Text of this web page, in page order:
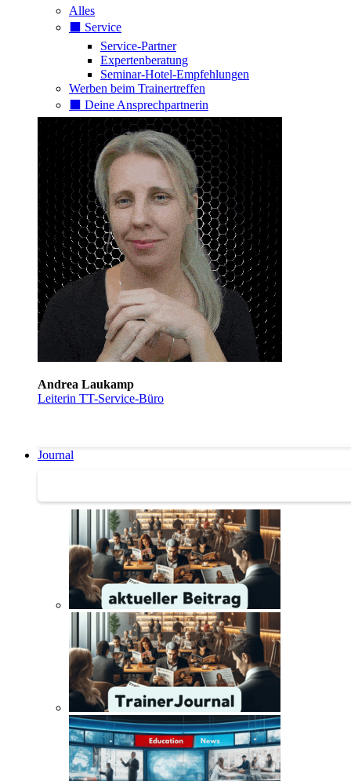
Alles
⬛️ Service
Service-Partner
Expertenberatung
Seminar-Hotel-Empfehlungen
Werben beim Trainertreffen
⬛️ Deine Ansprechpartnerin
Andrea Laukamp
Leiterin TT-Service-Büro
Journal